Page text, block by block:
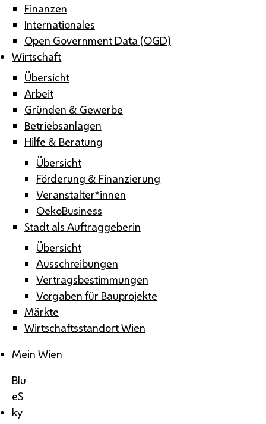
Finanzen
Internationales
Open Government Data (OGD)
Wirtschaft
Übersicht
Arbeit
Gründen & Gewerbe
Betriebsanlagen
Hilfe & Beratung
Übersicht
Förderung & Finanzierung
Veranstalter*innen
OekoBusiness
Stadt als Auftraggeberin
Übersicht
Ausschreibungen
Vertragsbestimmungen
Vorgaben für Bauprojekte
Märkte
Wirtschaftsstandort Wien
Mein Wien
Blu
eS
ky